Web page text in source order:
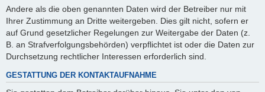
Andere als die oben genannten Daten wird der Betreiber nur mit
Ihrer Zustimmung an Dritte weitergeben. Dies gilt nicht, sofern er
auf Grund gesetzlicher Regelungen zur Weitergabe der Daten (z.
B. an Strafverfolgungsbehörden) verpflichtet ist oder die Daten zur
Durchsetzung rechtlicher Interessen erforderlich sind.
GESTATTUNG DER KONTAKTAUFNAHME